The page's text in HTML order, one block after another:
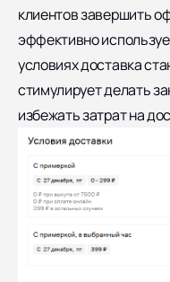
клиентов завершить
эффективно
условиях доставка
стимулирует делать
избежать затрат на